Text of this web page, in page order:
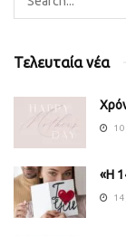
Τελευταία νέα
«Η